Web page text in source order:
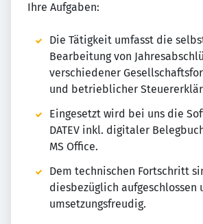
Ihre Aufgaben:
Die Tätigkeit umfasst die
Bearbeitung von
verschiedener
und betrieblicher
Eingesetzt wird bei uns die
DATEV inkl. digitaler
MS Office.
Dem technischen Fortschritt
diesbezüglich aufgeschlossen
umsetzungsfreudig.